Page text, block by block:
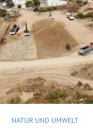
NATUR UND UMWELT